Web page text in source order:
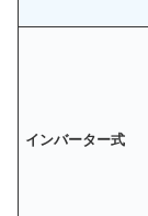
インバーター式